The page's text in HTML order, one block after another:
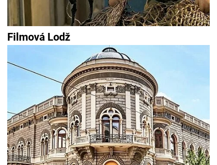
Filmová Lodž